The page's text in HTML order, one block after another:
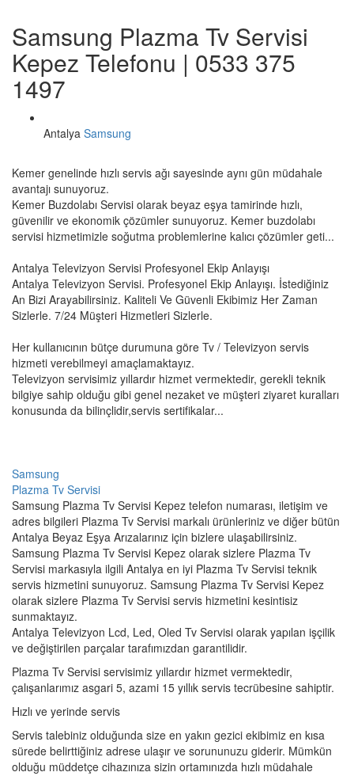
Samsung Plazma Tv Servisi
Kepez Telefonu | 0533 375
1497
Antalya Samsung
Kemer genelinde hızlı servis ağı sayesinde aynı gün müdahale
avantajı sunuyoruz.
Kemer Buzdolabı Servisi olarak beyaz eşya tamirinde hızlı,
güvenilir ve ekonomik çözümler sunuyoruz. Kemer buzdolabı
servisi hizmetimizle soğutma problemlerine kalıcı çözümler geti...
Antalya Televizyon Servisi Profesyonel Ekip Anlayışı
Antalya Televizyon Servisi. Profesyonel Ekip Anlayışı. İstediğiniz
An Bizi Arayabilirsiniz. Kaliteli Ve Güvenli Ekibimiz Her Zaman
Sizlerle. 7/24 Müşteri Hizmetleri Sizlerle.
Her kullanıcının bütçe durumuna göre Tv / Televizyon servis
hizmeti verebilmeyi amaçlamaktayız.
Televizyon servisimiz yıllardır hizmet vermektedir, gerekli teknik
bilgiye sahip olduğu gibi genel nezaket ve müşteri ziyaret kuralları
konusunda da bilinçlidir,servis sertifikalar...
Samsung
Plazma Tv Servisi
Samsung Plazma Tv Servisi Kepez telefon numarası, iletişim ve
adres bilgileri Plazma Tv Servisi markalı ürünleriniz ve diğer bütün
Antalya Beyaz Eşya Arızalarınız için bizlere ulaşabilirsiniz.
Samsung Plazma Tv Servisi Kepez olarak sizlere Plazma Tv
Servisi markasıyla ilgili Antalya en iyi Plazma Tv Servisi teknik
servis hizmetini sunuyoruz. Samsung Plazma Tv Servisi Kepez
olarak sizlere Plazma Tv Servisi servis hizmetini kesintisiz
sunmaktayız.
Antalya Televizyon Lcd, Led, Oled Tv Servisi olarak yapılan işçilik
ve değiştirilen parçalar tarafımızdan garantilidir.
Plazma Tv Servisi servisimiz yıllardır hizmet vermektedir,
çalışanlarımız asgari 5, azami 15 yıllık servis tecrübesine sahiptir.
Hızlı ve yerinde servis
Servis talebiniz olduğunda size en yakın gezici ekibimiz en kısa
sürede belirttiğiniz adrese ulaşır ve sorununuzu giderir. Mümkün
olduğu müddetçe cihazınıza sizin ortamınızda hızlı müdahale